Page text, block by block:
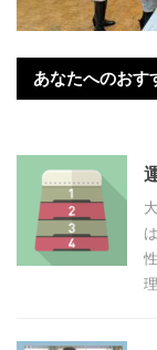
あなたへのおす